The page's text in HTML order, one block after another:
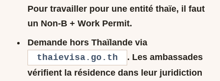
Pour travailler pour une entité thaïe, il faut
un Non-B + Work Permit.
Demande hors Thaïlandevia
thaievisa.go.th
. Les ambassades
vérifient la résidence dans leur juridiction